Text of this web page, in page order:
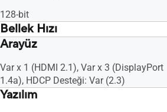
128-bit
Bellek Hızı
14 Gbps
Arayüz
Var x 1 (HDMI 2.1), Var x 3 (DisplayPort
1.4a), HDCP Desteği: Var (2.3)
Yazılım